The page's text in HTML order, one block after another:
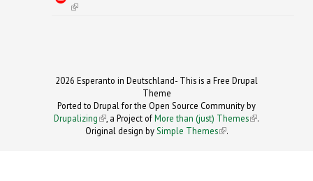
(link is external)
2026 Esperanto in Deutschland- This is a Free Drupal
Theme
Ported to Drupal for the Open Source Community by
Drupalizing(link is external)
, a Project ofMore than (just) Themes (link is
.
Original design bySimple Themes
(link is
.